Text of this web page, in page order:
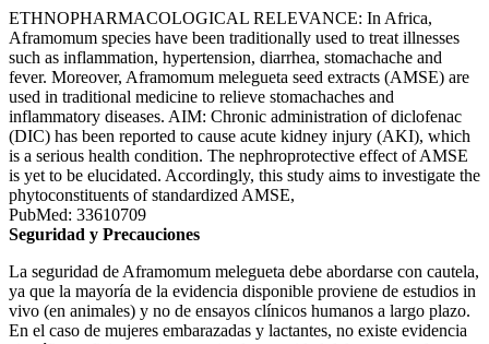
ETHNOPHARMACOLOGICAL RELEVANCE: In Africa,
Aframomum species have been traditionally used to treat illnesses
such as inflammation, hypertension, diarrhea, stomachache and
fever. Moreover, Aframomum melegueta seed extracts (AMSE) are
used in traditional medicine to relieve stomachaches and
inflammatory diseases. AIM: Chronic administration of diclofenac
(DIC) has been reported to cause acute kidney injury (AKI), which
is a serious health condition. The nephroprotective effect of AMSE
is yet to be elucidated. Accordingly, this study aims to investigate the
phytoconstituents of standardized AMSE,
PubMed: 33610709
Seguridad y Precauciones
La seguridad de Aframomum melegueta debe abordarse con cautela,
ya que la mayoría de la evidencia disponible proviene de estudios in
vivo (en animales) y no de ensayos clínicos humanos a largo plazo.
En el caso de mujeres embarazadas y lactantes, no existe evidencia